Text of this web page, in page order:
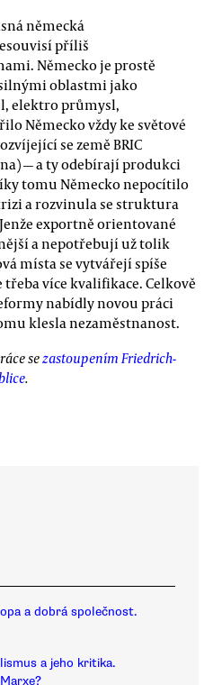
německá
příliš
Německo je prostě
oblastmi jako
elektro průmysl,
Německo vždy ke světové
se země BRIC
— a ty odebírají produkci
tomu Německo nepocítilo
a rozvinula se struktura
exportně orientované
a nepotřebují už tolik
místa se vytvářejí spíše
třeba více kvalifikace. Celkově
nabídly novou práci
klesla nezaměstnanost.
sezastoupením Friedrich-
.
a dobrá společnost.
a jeho kritika.